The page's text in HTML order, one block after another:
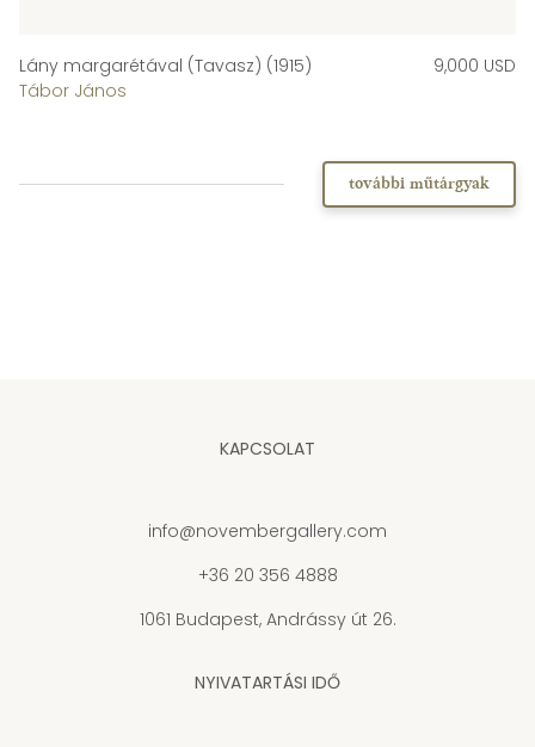
Lány margarétával (Tavasz) (1915)
Tábor János
9,000 USD
további műtárgyak
KAPCSOLAT
info@novembergallery.com
+36 20 356 4888
1061 Budapest, Andrássy út 26.
NYIVATARTÁSI IDŐ